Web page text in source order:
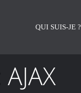
QUI SUIS-JE ?
AJAX